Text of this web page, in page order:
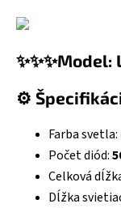
⚙️
Farba svetla:
Počet diód:
Celková
Dĺžka